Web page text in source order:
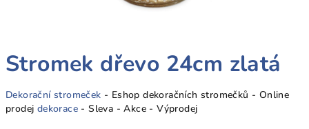
Stromek dřevo 24cm zlatá
Dekorační stromeček - Eshop dekoračních stromečků - Online
prodej dekorace - Sleva - Akce - Výprodej